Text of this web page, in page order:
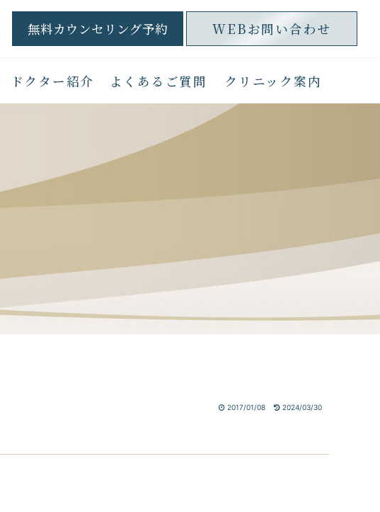
無料カウンセリング予約 WEBお問い合わせ
ドクター紹介 よくあるご質問 クリニック案内
2017/01/08 2024/03/30